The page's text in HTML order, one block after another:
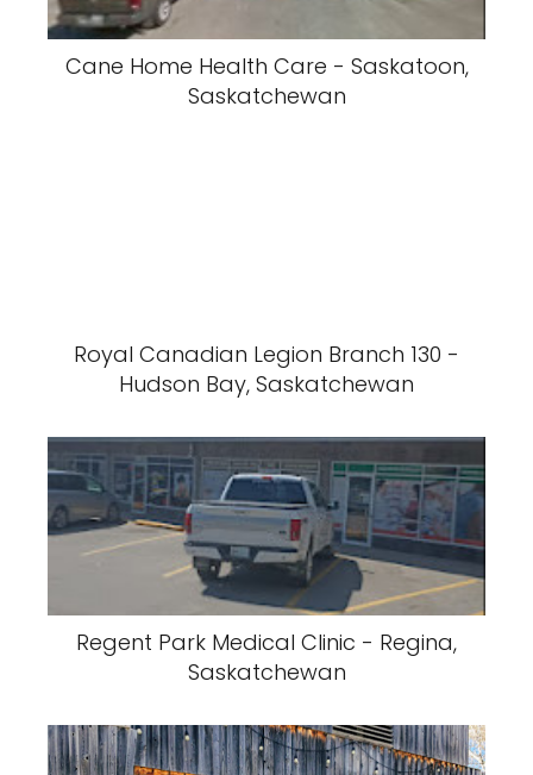
Cane Home Health Care - Saskatoon,
Saskatchewan
Royal Canadian Legion Branch 130 -
Hudson Bay, Saskatchewan
Regent Park Medical Clinic - Regina,
Saskatchewan